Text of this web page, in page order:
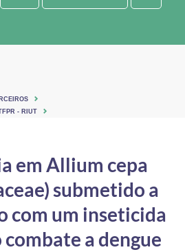
Direitos Humanos
- RIUT
em Allium cepa
submetido a
com um inseticida
a dengue